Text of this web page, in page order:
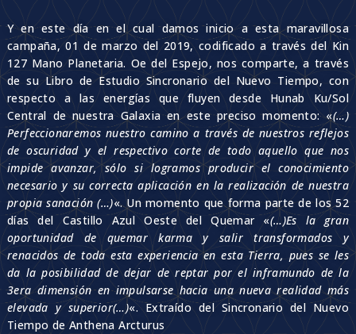
Y en este día en el cual damos inicio a esta maravillosa
campaña, 01 de marzo del 2019, codificado a través del Kin
127 Mano Planetaria. Oe del Espejo, nos comparte, a través
de su Libro de Estudio Sincronario del Nuevo Tiempo, con
respecto a las energías que fluyen desde Hunab Ku/Sol
Central de nuestra Galaxia en este preciso momento: «(…)
Perfeccionaremos nuestro camino a través de nuestros reflejos
de oscuridad y el respectivo corte de todo aquello que nos
impide avanzar, sólo si logramos producir el conocimiento
necesario y su correcta aplicación en la realización de nuestra
propia sanación (…)«. Un momento que forma parte de los 52
días del Castillo Azul Oeste del Quemar «(…)Es la gran
oportunidad de quemar karma y salir transformados y
renacidos de toda esta experiencia en esta Tierra, pues se les
da la posibilidad de dejar de reptar por el inframundo de la
3era dimensión en impulsarse hacia una nueva realidad más
elevada y superior(…)«. Extraído del Sincronario del Nuevo
Tiempo de Anthena Arcturus